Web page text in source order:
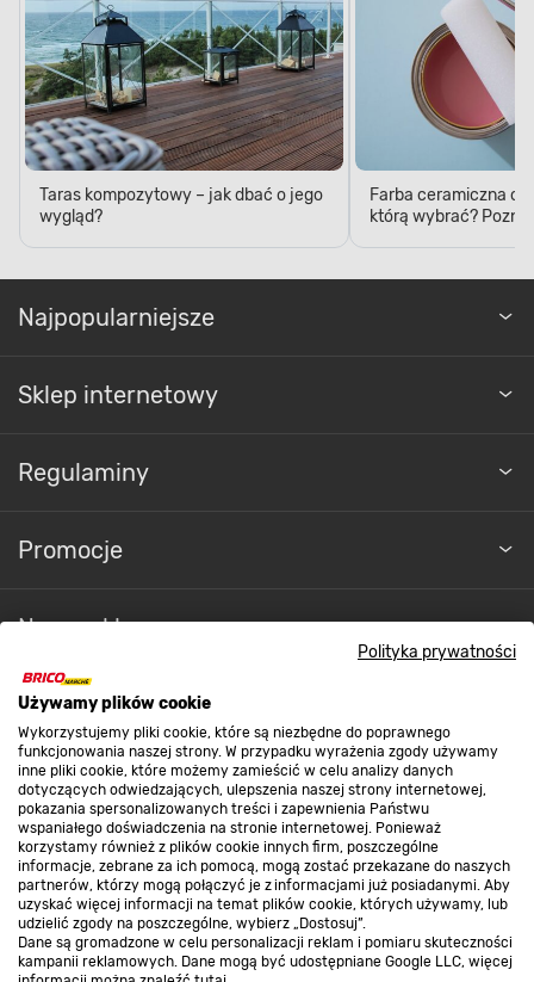
Polityka prywatności
Używamy plików cookie
Wykorzystujemy pliki cookie, które są niezbędne do poprawnego
funkcjonowania naszej strony. W przypadku wyrażenia zgody używamy
inne pliki cookie, które możemy zamieścić w celu analizy danych
dotyczących odwiedzających, ulepszenia naszej strony internetowej,
pokazania spersonalizowanych treści i zapewnienia Państwu
wspaniałego doświadczenia na stronie internetowej. Ponieważ
korzystamy również z plików cookie innych firm, poszczególne
informacje, zebrane za ich pomocą, mogą zostać przekazane do naszych
partnerów, którzy mogą połączyć je z informacjami już posiadanymi. Aby
uzyskać więcej informacji na temat plików cookie, których używamy, lub
udzielić zgody na poszczególne, wybierz „Dostosuj”.
Dane są gromadzone w celu personalizacji reklam i pomiaru skuteczności
kampanii reklamowych. Dane mogą być udostępniane Google LLC, więcej
Taras kompozytowy – jak dbać o jego
wygląd?
Farba ceramiczna
którą wybrać?
Najpopularniejsze
Sklep internetowy
Regulaminy
Promocje
Nasze sklepy
O nas
Kontakt do sklepu
Strefa biznesu
Dołącz do nas